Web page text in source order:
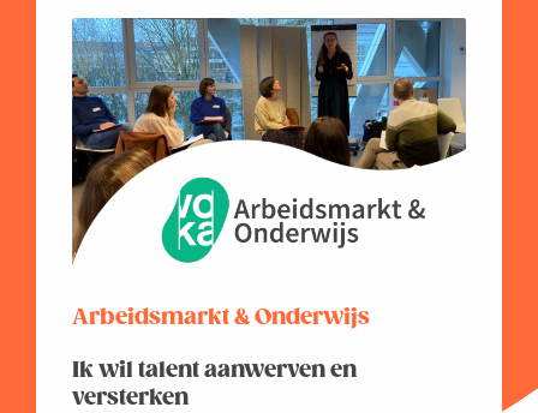
Arbeidsmarkt & Onderwijs
Ik wil talent aanwerven en
versterken